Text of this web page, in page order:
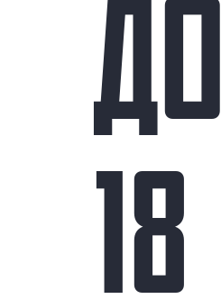
ДО
18